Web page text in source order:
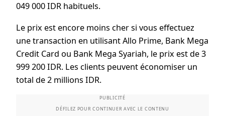
049 000 IDR habituels.
Le prix est encore moins cher si vous effectuez
une transaction en utilisant Allo Prime, Bank Mega
Credit Card ou Bank Mega Syariah, le prix est de 3
999 200 IDR. Les clients peuvent économiser un
total de 2 millions IDR.
PUBLICITÉ
DÉFILEZ POUR CONTINUER AVEC LE CONTENU